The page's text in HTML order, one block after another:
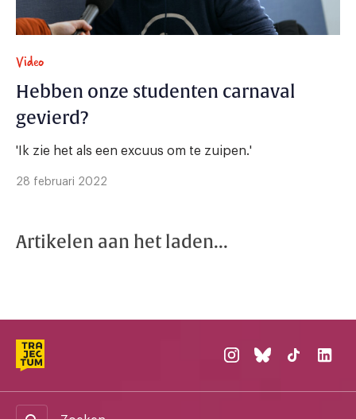
Video
Hebben onze studenten carnaval
gevierd?
'Ik zie het als een excuus om te zuipen.'
28 februari 2022
Artikelen aan het laden...